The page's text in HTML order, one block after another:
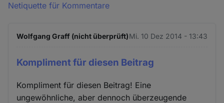
Netiquette für Kommentare
Wolfgang Graff (nicht überprüft)Mi. 10 Dez 2014 - 13:43
Kompliment für diesen Beitrag
Kompliment für diesen Beitrag! Eine
ungewöhnliche, aber dennoch überzeugende